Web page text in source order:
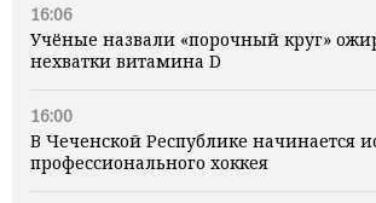
16:06
Учёные назвали «порочный круг»
нехватки витамина D
16:00
В Чеченской Республике начинается
профессионального хоккея